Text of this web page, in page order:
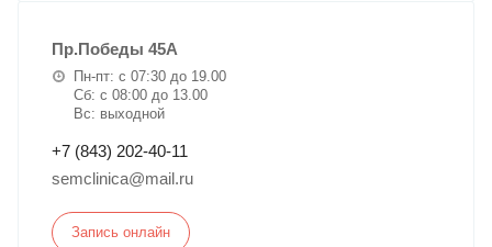
Пр.Победы 45А
Пн-пт: с 07:30 до 19.00
Сб: с 08:00 до 13.00
Вс: выходной
+7 (843) 202-40-11
semclinica@mail.ru
Запись онлайн